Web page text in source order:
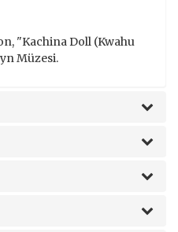
"Kachina Doll (Kwahu
Müzesi.